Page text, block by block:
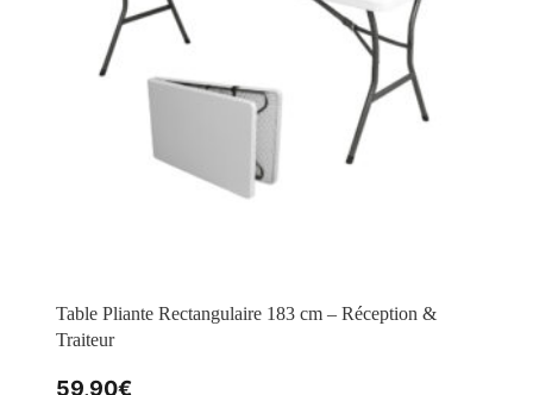
Table Pliante Rectangulaire 183 cm – Réception &
Traiteur
59,90€